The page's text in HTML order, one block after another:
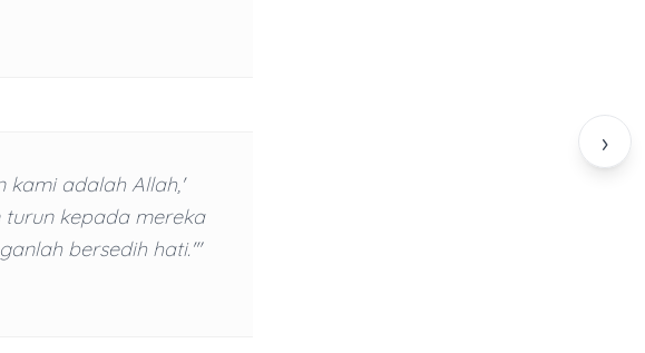
›
kami adalah Allah,'
kepada mereka
bersedih hati.'"